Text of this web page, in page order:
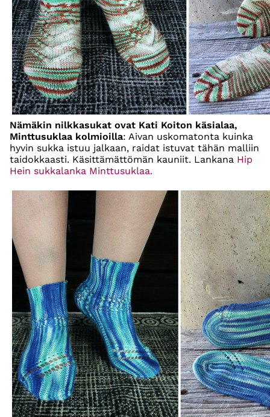
Nämäkin nilkkasukat ovat Kati Koiton käsialaa,
Minttusuklaa kolmioilla: Aivan uskomatonta kuinka
hyvin sukka istuu jalkaan, raidat istuvat tähän malliin
taidokkaasti. Käsittämättömän kauniit. Lankana Hip
Hein sukkalanka Minttusuklaa.